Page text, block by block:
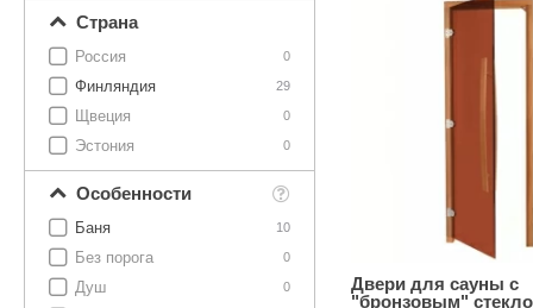
Аудио/Акустика
Освещение
Дерево для бани
Плитка из камня
TechHolland Helo
IKI
Blumenberg
HygroMatik
Kusaterm
Klover Maestro
KERKES ProConHealth
Страна
0
Россия
29
Финляндия
0
Щвеция
0
Эстония
Особенности
10
Баня
0
Без порога
0
Душ
Двери для сауны с
"бронзовым"